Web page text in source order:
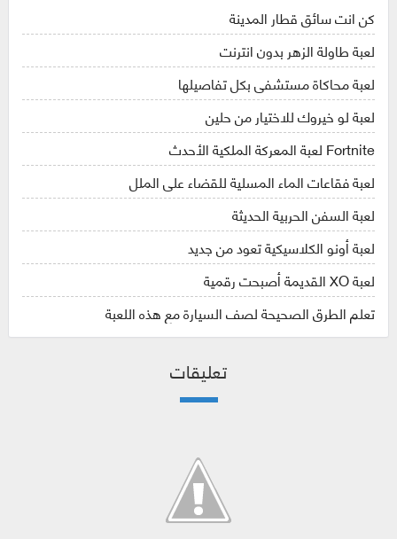
كن انت سائق قطار المدينة
لعبة طاولة الزهر بدون انترنت
لعبة محاكاة مستشفى بكل تفاصيلها
لعبة لو خيروك للاختيار من حلين
Fortnite لعبة المعركة الملكية الأحدث
لعبة فقاعات الماء المسلية للقضاء على الملل
لعبة السفن الحربية الحديثة
لعبة أونو الكلاسيكية تعود من جديد
لعبة XO القديمة أصبحت رقمية
تعلم الطرق الصحيحة لصف السيارة مع هذه اللعبة
تعليقات